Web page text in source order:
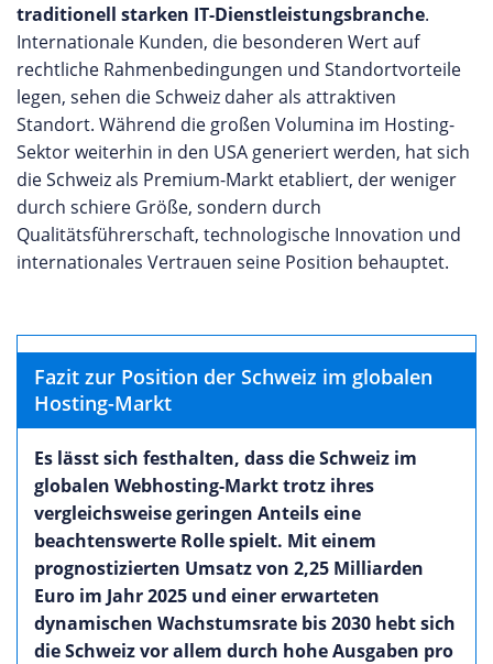
traditionell starken IT-Dienstleistungsbranche.
Internationale Kunden, die besonderen Wert auf
rechtliche Rahmenbedingungen und Standortvorteile
legen, sehen die Schweiz daher als attraktiven
Standort. Während die großen Volumina im Hosting-
Sektor weiterhin in den USA generiert werden, hat sich
die Schweiz als Premium-Markt etabliert, der weniger
durch schiere Größe, sondern durch
Qualitätsführerschaft, technologische Innovation und
internationales Vertrauen seine Position behauptet.
Fazit zur Position der Schweiz im globalen
Hosting-Markt
Es lässt sich festhalten, dass die Schweiz im
globalen Webhosting-Markt trotz ihres
vergleichsweise geringen Anteils eine
beachtenswerte Rolle spielt. Mit einem
prognostizierten Umsatz von 2,25 Milliarden
Euro im Jahr 2025 und einer erwarteten
dynamischen Wachstumsrate bis 2030 hebt sich
die Schweiz vor allem durch hohe Ausgaben pro